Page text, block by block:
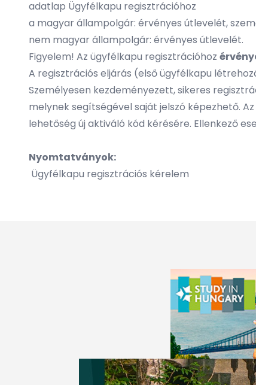
adatlap Ügyfélkapu regisztrációhoz
a magyar állampolgár: érvényes útlevelét,
nem magyar állampolgár: érvényes útlevelét.
Figyelem! Az ügyfélkapu regisztrációhoz
A regisztrációs eljárás (első ügyfélkapu
Személyesen kezdeményezett, sikeres
melynek segítségével saját jelszó képezhető.
lehetőség új aktiváló kód kérésére. Ellenkező
Nyomtatványok:
Ügyfélkapu regisztrációs kérelem